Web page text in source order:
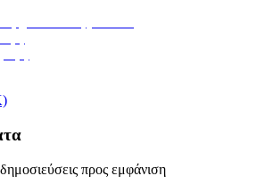
προς εμφάνιση